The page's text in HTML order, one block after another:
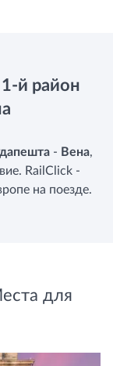
1-й район
- Вена,
RailClick -
на поезде.
для